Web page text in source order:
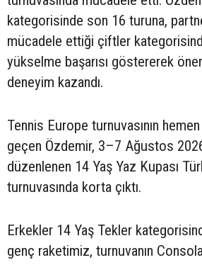
kategorisinde son 16 turuna,
mücadele ettiği çiftler
yükselme başarısı göstererek
deneyim kazandı.
Tennis Europe turnuvasının
geçen Özdemir, 3–7 Ağustos
düzenlenen 14 Yaş Yaz Kupası
turnuvasında korta çıktı.
Erkekler 14 Yaş Tekler
genç raketimiz, turnuvanın